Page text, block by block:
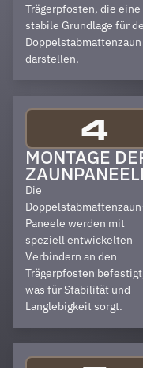
Trägerpfosten, die eine
stabile Grundlage für
Doppelstabmattenzaun
darstellen.
4
MONTAGE
Die
Paneele werden mit
speziell entwickelten
Verbindern an den
Trägerpfosten
was für Stabilität und
Langlebigkeit sorgt.